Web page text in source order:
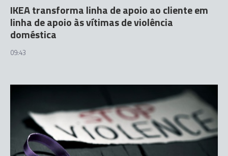
IKEA transforma linha de apoio ao cliente em
linha de apoio às vítimas de violência
doméstica
09:43